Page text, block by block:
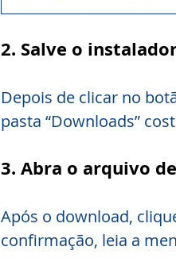
2. Salve o
Depois de clicar no
pasta “Downloads”
3. Abra o arquivo
Após o download,
confirmação, leia a